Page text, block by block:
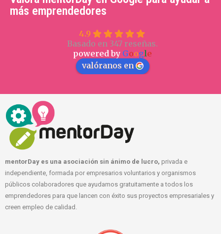
más emprendedores
4.9
Basado en 347 reseñas.
powered by Google
valóranos en
mentorDay es una asociación sin ánimo de lucro, privada e
independiente, formada por empresarios voluntarios y organismos
públicos colaboradores que ayudamos gratuitamente a todos los
emprendedores para que lancen con éxito sus proyectos empresariales y
creen empleo de calidad.